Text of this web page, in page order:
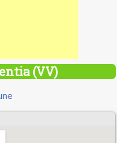
(VV)